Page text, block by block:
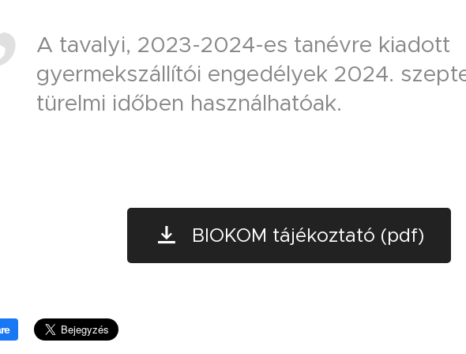
A tavalyi, 2023-2024-es tanévre kiadott
gyermekszállítói engedélyek 2024.
türelmi időben használhatóak.
BIOKOM tájékoztató (pdf)